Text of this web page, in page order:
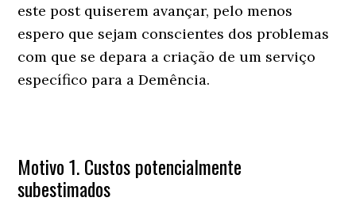
este post quiserem avançar, pelo menos
espero que sejam conscientes dos problemas
com que se depara a criação de um serviço
específico para a Demência.
Motivo 1. Custos potencialmente
subestimados